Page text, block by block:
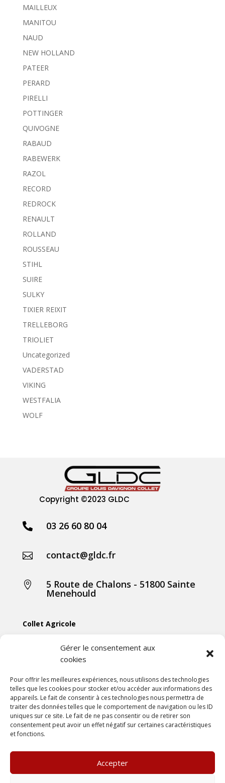
Gérer le consentement aux
cookies
Pour offrir les meilleures expériences, nous utilisons des technologies
telles que les cookies pour stocker et/ou accéder aux informations des
appareils. Le fait de consentir à ces technologies nous permettra de
traiter des données telles que le comportement de navigation ou les ID
uniques sur ce site. Le fait de ne pas consentir ou de retirer son
consentement peut avoir un effet négatif sur certaines caractéristiques
et fonctions.
Accepter
MAILLEUX
MANITOU
NAUD
NEW HOLLAND
PATEER
PERARD
PIRELLI
POTTINGER
QUIVOGNE
RABAUD
RABEWERK
RAZOL
RECORD
REDROCK
RENAULT
ROLLAND
ROUSSEAU
STIHL
SUIRE
SULKY
TIXIER REIXIT
TRELLEBORG
TRIOLIET
Uncategorized
VADERSTAD
VIKING
WESTFALIA
WOLF
Copyright ©2023 GLDC
 03 26 60 80 04
 contact@gldc.fr
 5 Route de Chalons - 51800 Sainte
Menehould
Collet Agricole
Collet Motoculture
Collet Élevage
Les actus
Mentions légales
Politiques de confidentialités
Conditions générales de vente